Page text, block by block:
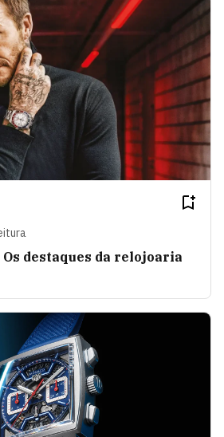
destaques da relojoaria